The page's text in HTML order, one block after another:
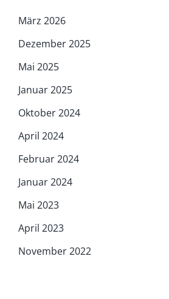
März 2026
Dezember 2025
Mai 2025
Januar 2025
Oktober 2024
April 2024
Februar 2024
Januar 2024
Mai 2023
April 2023
November 2022